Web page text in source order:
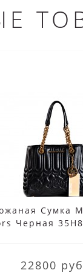
Сумка
Черная
22800